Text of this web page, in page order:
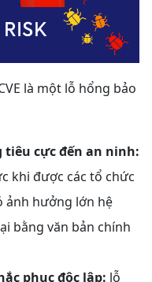
là một lỗ hổng bảo
tiêu cực đến an ninh:
khi được các tổ chức
ảnh hưởng lớn hệ
bằng văn bản chính
phục độc lập: lỗ